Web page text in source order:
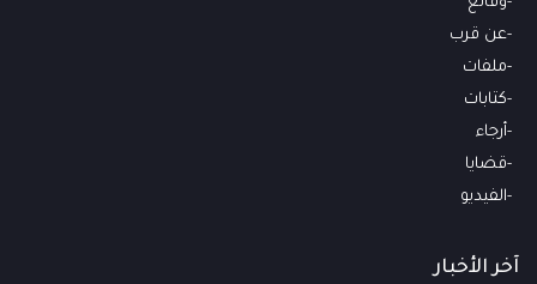
عن قرب
ملفات
كتابات
أرجاء
قضايا
الفيديو
آخر الأخبار